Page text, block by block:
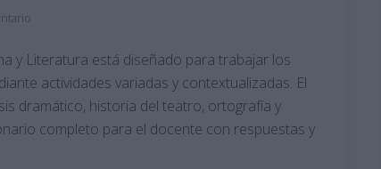
y Literatura está diseñado para trabajar los
actividades variadas y contextualizadas. El
dramático, historia del teatro, ortografía y
completo para el docente con respuestas y